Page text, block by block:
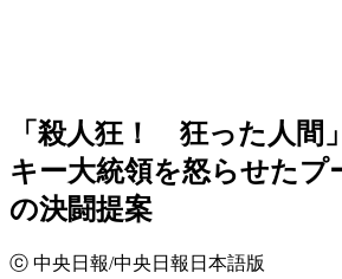
「殺人狂！ 狂った人
キー大統領を怒らせたプ
の決闘提案
ⓒ 中央日報/中央日報日本語版